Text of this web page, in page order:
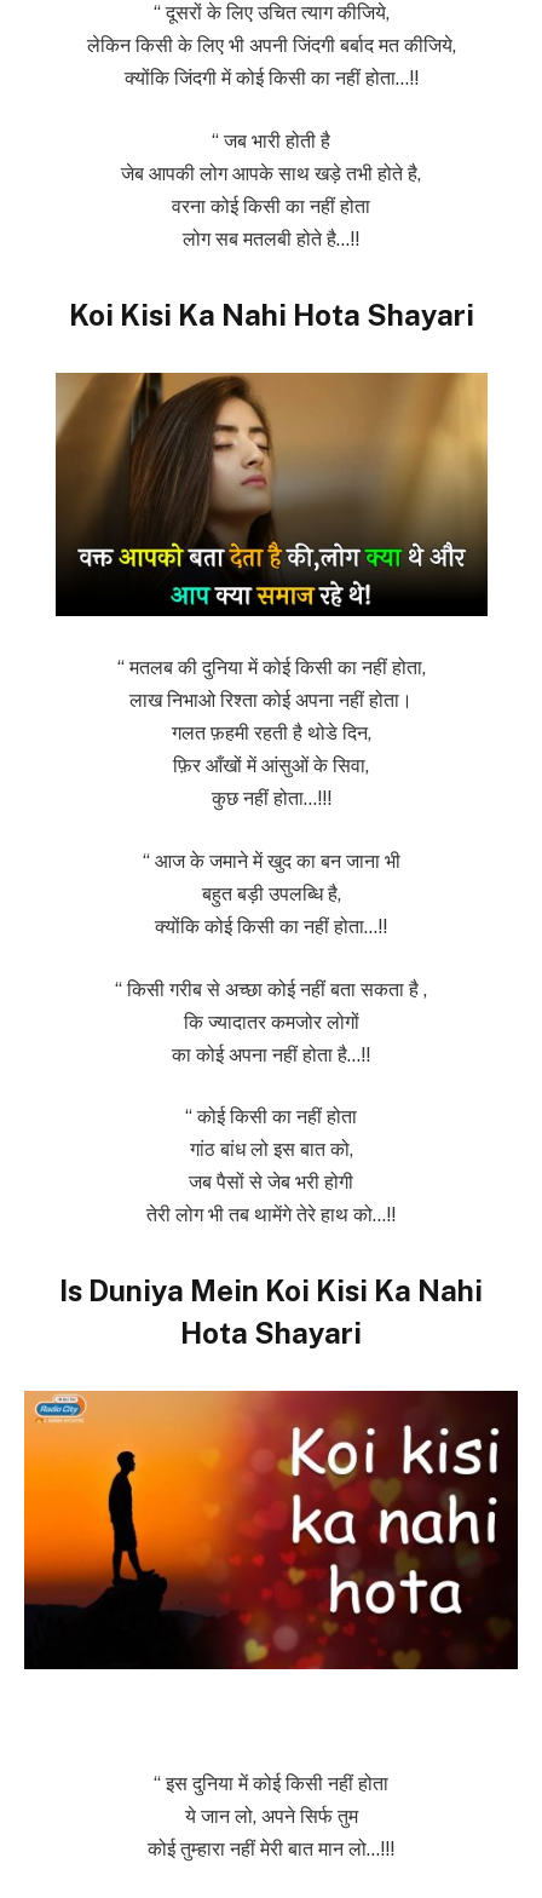
“ दूसरों के लिए उचित त्याग कीजिये,
लेकिन किसी के लिए भी अपनी जिंदगी बर्बाद मत कीजिये,
क्योंकि जिंदगी में कोई किसी का नहीं होता…!!
“ जब भारी होती है
जेब आपकी लोग आपके साथ खड़े तभी होते है,
वरना कोई किसी का नहीं होता
लोग सब मतलबी होते है…!!
Koi Kisi Ka Nahi Hota Shayari
“ मतलब की दुनिया में कोई किसी का नहीं होता,
लाख निभाओ रिश्ता कोई अपना नहीं होता।
गलत फ़हमी रहती है थोडे दिन,
फ़िर आँखों में आंसुओं के सिवा,
कुछ नहीं होता…!!!
“ आज के जमाने में खुद का बन जाना भी
बहुत बड़ी उपलब्धि है,
क्योंकि कोई किसी का नहीं होता…!!
“ किसी गरीब से अच्छा कोई नहीं बता सकता है ,
कि ज्यादातर कमजोर लोगों
का कोई अपना नहीं होता है…!!
“ कोई किसी का नहीं होता
गांठ बांध लो इस बात को,
जब पैसों से जेब भरी होगी
तेरी लोग भी तब थामेंगे तेरे हाथ को…!!
Is Duniya Mein Koi Kisi Ka Nahi
Hota Shayari
“ इस दुनिया में कोई किसी नहीं होता
ये जान लो, अपने सिर्फ तुम
कोई तुम्हारा नहीं मेरी बात मान लो…!!!